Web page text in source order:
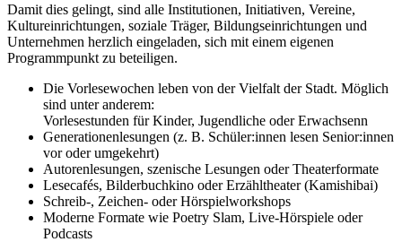
Damit dies gelingt, sind alle Institutionen, Initiativen, Vereine,
Kultureinrichtungen, soziale Träger, Bildungseinrichtungen und
Unternehmen herzlich eingeladen, sich mit einem eigenen
Programmpunkt zu beteiligen.
Die Vorlesewochen leben von der Vielfalt der Stadt. Möglich
sind unter anderem:
Vorlesestunden für Kinder, Jugendliche oder Erwachsenn
Generationenlesungen (z. B. Schüler:innen lesen Senior:innen
vor oder umgekehrt)
Autorenlesungen, szenische Lesungen oder Theaterformate
Lesecafés, Bilderbuchkino oder Erzähltheater (Kamishibai)
Schreib-, Zeichen- oder Hörspielworkshops
Moderne Formate wie Poetry Slam, Live-Hörspiele oder
Podcasts